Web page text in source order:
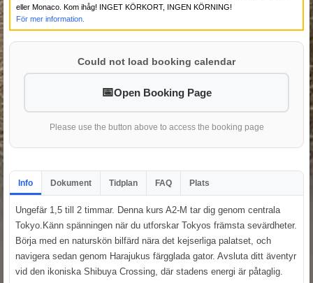
eller Monaco. Kom ihåg! INGET KÖRKORT, INGEN KÖRNING!
För mer information.
Could not load booking calendar
Open Booking Page
Please use the button above to access the booking page
Info Dokument Tidplan FAQ Plats
Ungefär 1,5 till 2 timmar. Denna kurs A2-M tar dig genom centrala
Tokyo.Känn spänningen när du utforskar Tokyos främsta sevärdheter.
Börja med en naturskön bilfärd nära det kejserliga palatset, och
navigera sedan genom Harajukus färgglada gator. Avsluta ditt äventyr
vid den ikoniska Shibuya Crossing, där stadens energi är påtaglig.